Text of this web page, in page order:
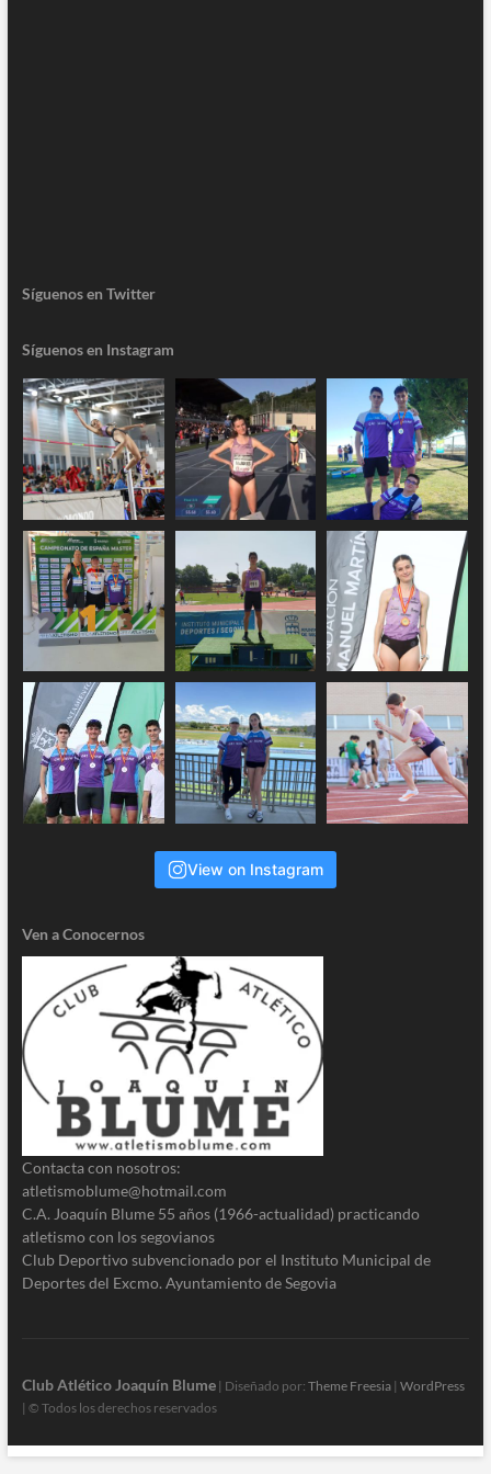
Síguenos en Twitter
Síguenos en Instagram
View on Instagram
Ven a Conocernos
Contacta con nosotros:
atletismoblume@hotmail.com
C.A. Joaquín Blume 55 años (1966-actualidad) practicando
atletismo con los segovianos
Club Deportivo subvencionado por el Instituto Municipal de
Deportes del Excmo. Ayuntamiento de Segovia
Club Atlético Joaquín Blume| Diseñado por: Theme Freesia| WordPress
| © Todos los derechos reservados